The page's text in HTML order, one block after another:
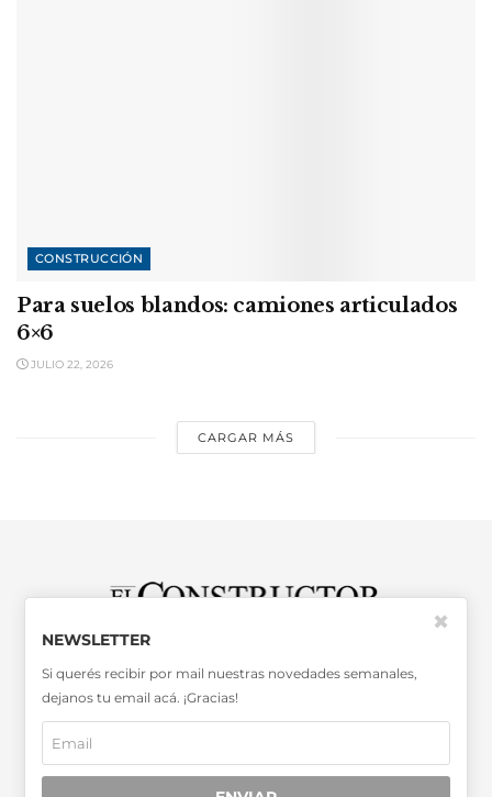
CONSTRUCCIÓN
Para suelos blandos: camiones articulados
6×6
JULIO 22, 2026
CARGAR MÁS
OTRAS PUBLICACIONES >>
Entidades Periodísticas Argentinas
NEWSLETTER
Si querés recibir por mail nuestras novedades semanales,
dejanos tu email acá. ¡Gracias!
✖